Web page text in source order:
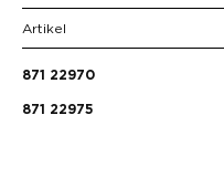
Artikel
871 22970
871 22975